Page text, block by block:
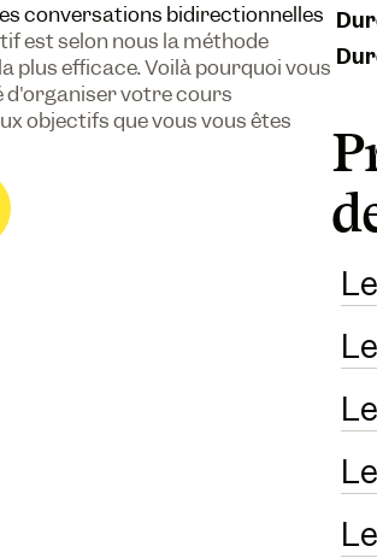
conversations bidirectionnelles
est selon nous la méthode
plus efficace. Voilà pourquoi vous
d'organiser votre cours
objectifs que vous vous êtes